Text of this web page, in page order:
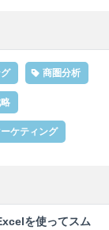
商圏分析
ケティング
を使ってスム